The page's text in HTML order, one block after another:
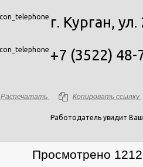
г. Курган,
+7 (3522) 48-
Распечатать Копировать ссылку
Работодатель увидит
Просмотрено